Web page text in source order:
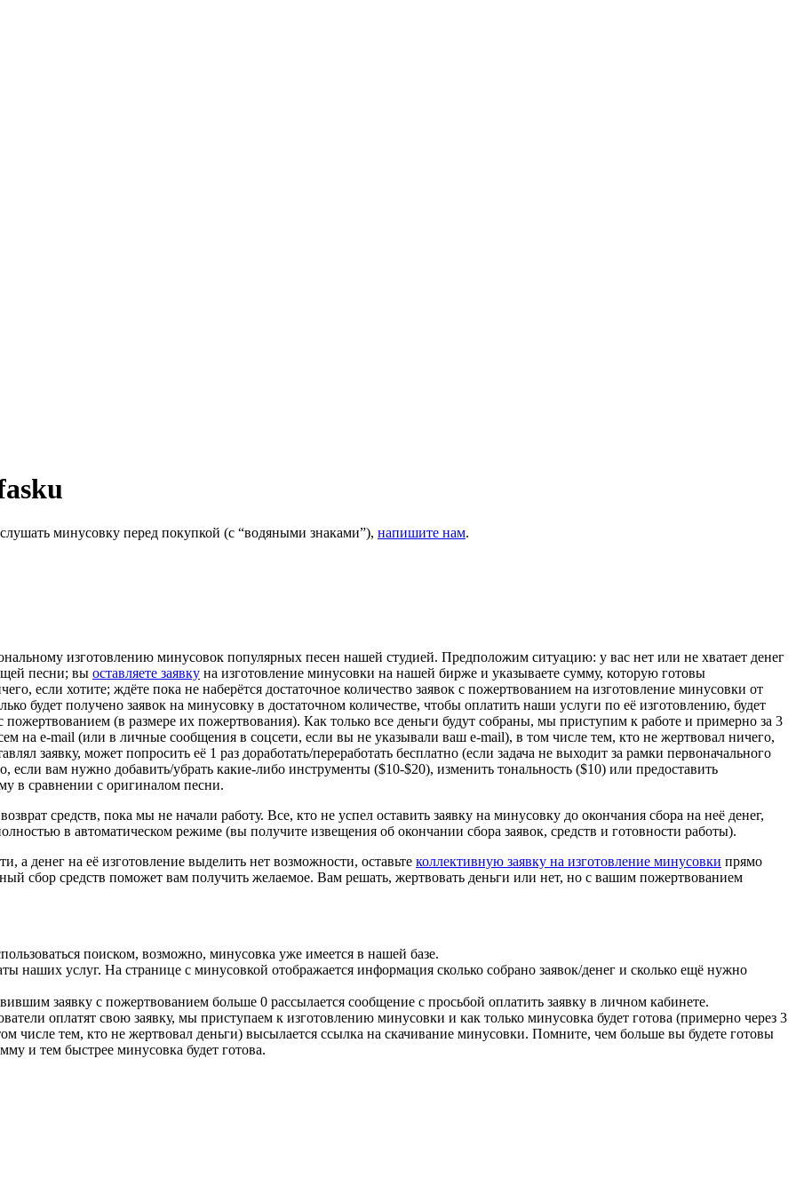
минусовку перед покупкой (с “водяными знаками”), напишите нам.
изготовлению минусовок популярных песен нашей студией. Предположим ситуацию: у вас нет или не хватает денег
песни; вы оставляете заявку на изготовление минусовки на нашей бирже и указываете сумму, которую готовы
если хотите; ждёте пока не наберётся достаточное количество заявок с пожертвованием на изготовление минусовки от
будет получено заявок на минусовку в достаточном количестве, чтобы оплатить наши услуги по её изготовлению, будет
пожертвованием (в размере их пожертвования). Как только все деньги будут собраны, мы приступим к работе и примерно за 3
на e-mail (или в личные сообщения в соцсети, если вы не указывали ваш e-mail), в том числе тем, кто не жертвовал ничего,
заявку, может попросить её 1 раз доработать/переработать бесплатно (если задача не выходит за рамки первоначального
если вам нужно добавить/убрать какие-либо инструменты ($10-$20), изменить тональность ($10) или предоставить
в сравнении с оригиналом песни.
средств, пока мы не начали работу. Все, кто не успел оставить заявку на минусовку до окончания сбора на неё денег,
в автоматическом режиме (вы получите извещения об окончании сбора заявок, средств и готовности работы).
денег на её изготовление выделить нет возможности, оставьте коллективную заявку на изготовление минусовки прямо
сбор средств поможет вам получить желаемое. Вам решать, жертвовать деньги или нет, но с вашим пожертвованием
поиском, возможно, минусовка уже имеется в нашей базе.
наших услуг. На странице с минусовкой отображается информация сколько собрано заявок/денег и сколько ещё нужно
заявку с пожертвованием больше 0 рассылается сообщение с просьбой оплатить заявку в личном кабинете.
оплатят свою заявку, мы приступаем к изготовлению минусовки и как только минусовка будет готова (примерно через 3
числе тем, кто не жертвовал деньги) высылается ссылка на скачивание минусовки. Помните, чем больше вы будете готовы
и тем быстрее минусовка будет готова.